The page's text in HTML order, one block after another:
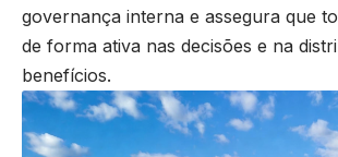
governança interna e assegura que
de forma ativa nas decisões e na
benefícios.